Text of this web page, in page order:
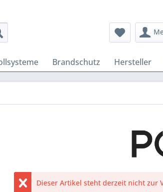
Brandschutz Hersteller
Dieser Artikel steht derzeit nicht zur